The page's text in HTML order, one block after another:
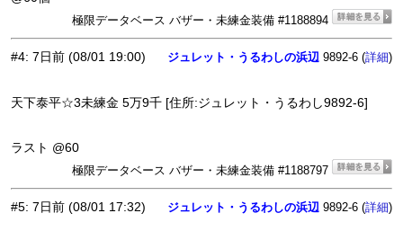
極限データベース バザー・未練金装備 #1188894
#4: 7日前 (08/01 19:00) ジュレット・うるわしの浜辺 9892-6 (詳細)
天下泰平☆3未練金 5万9千 [住所:ジュレット・うるわし9892-6]
ラスト @60
極限データベース バザー・未練金装備 #1188797
#5: 7日前 (08/01 17:32) ジュレット・うるわしの浜辺 9892-6 (詳細)